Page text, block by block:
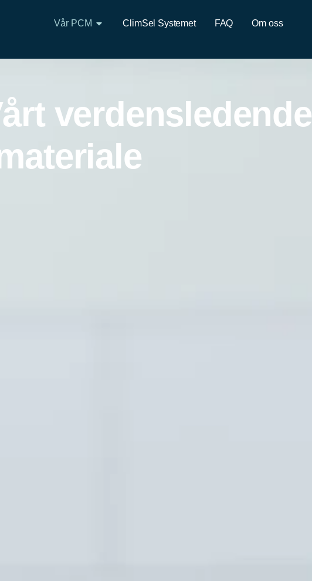
Vår PCM ClimSel Systemet FAQ Om oss
verdensledende